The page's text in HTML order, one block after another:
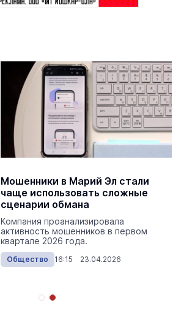
Мошенники в Марий Эл стали
чаще использовать сложные
сценарии обмана
Компания проанализировала
активность мошенников в первом
квартале 2026 года.
Общество 16:15 23.04.2026